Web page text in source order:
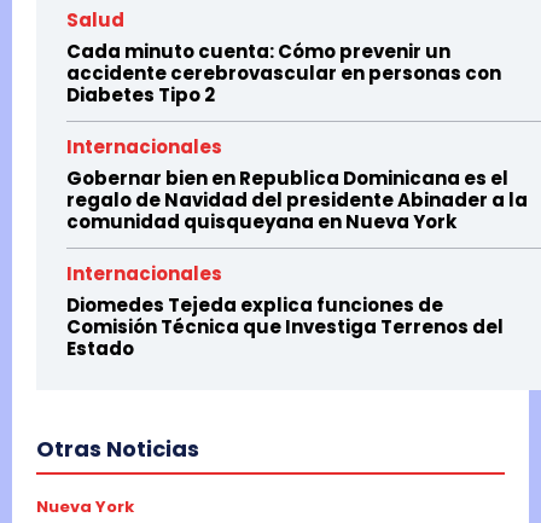
Salud
Cada minuto cuenta: Cómo prevenir un
accidente cerebrovascular en personas con
Diabetes Tipo 2
Internacionales
Gobernar bien en Republica Dominicana es el
regalo de Navidad del presidente Abinader a la
comunidad quisqueyana en Nueva York
Internacionales
Diomedes Tejeda explica funciones de
Comisión Técnica que Investiga Terrenos del
Estado
Otras Noticias
Nueva York